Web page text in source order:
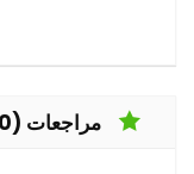
مراجعات (0)